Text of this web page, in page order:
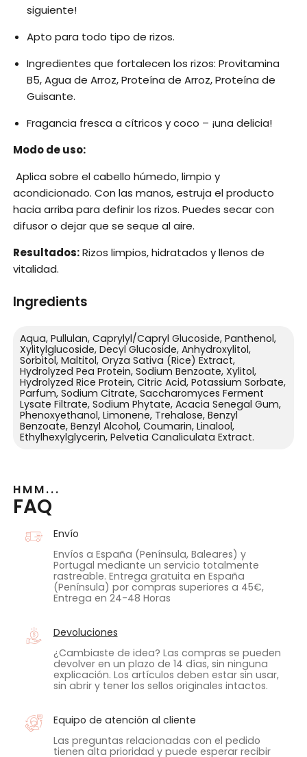
siguiente!
Apto para todo tipo de rizos.
Ingredientes que fortalecen los rizos: Provitamina
B5, Agua de Arroz, Proteína de Arroz, Proteína de
Guisante.
Fragancia fresca a cítricos y coco – ¡una delicia!
Modo de uso:
Aplica sobre el cabello húmedo, limpio y
acondicionado. Con las manos, estruja el producto
hacia arriba para definir los rizos. Puedes secar con
difusor o dejar que se seque al aire.
Resultados:Rizos limpios, hidratados y llenos de
vitalidad.
Ingredients
Aqua, Pullulan, Caprylyl/Capryl Glucoside, Panthenol,
Xylitylglucoside, Decyl Glucoside, Anhydroxylitol,
Sorbitol, Maltitol, Oryza Sativa (Rice) Extract,
Hydrolyzed Pea Protein, Sodium Benzoate, Xylitol,
Hydrolyzed Rice Protein, Citric Acid, Potassium Sorbate,
Parfum, Sodium Citrate, Saccharomyces Ferment
Lysate Filtrate, Sodium Phytate, Acacia Senegal Gum,
Phenoxyethanol, Limonene, Trehalose, Benzyl
Benzoate, Benzyl Alcohol, Coumarin, Linalool,
Ethylhexylglycerin, Pelvetia Canaliculata Extract.
HMM...
FAQ
Envío
Envíos a España (Península, Baleares) y
Portugal mediante un servicio totalmente
rastreable. Entrega gratuita en España
(Península) por compras superiores a 45€,
Entrega en 24-48 Horas
Devoluciones
¿Cambiaste de idea? Las compras se pueden
devolver en un plazo de 14 días, sin ninguna
explicación. Los artículos deben estar sin usar,
sin abrir y tener los sellos originales intactos.
Equipo de atención al cliente
Las preguntas relacionadas con el pedido
tienen alta prioridad y puede esperar recibir